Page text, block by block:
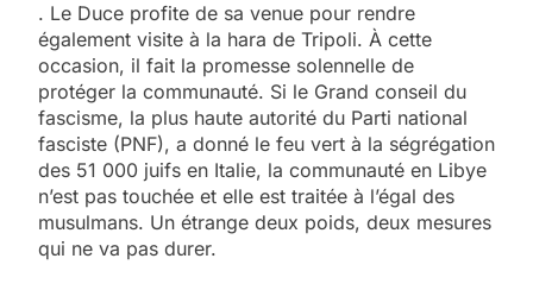
. Le Duce profite de sa venue pour rendre
également visite à la hara de Tripoli. À cette
occasion, il fait la promesse solennelle de
protéger la communauté. Si le Grand conseil du
fascisme, la plus haute autorité du Parti national
fasciste (PNF), a donné le feu vert à la ségrégation
des 51 000 juifs en Italie, la communauté en Libye
n’est pas touchée et elle est traitée à l’égal des
musulmans. Un étrange deux poids, deux mesures
qui ne va pas durer.